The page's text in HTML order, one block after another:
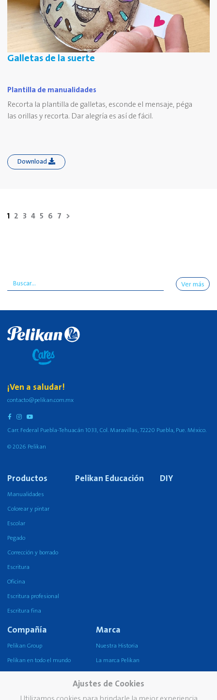
Galletas de la suerte
Plantilla de manualidades
Recorta la plantilla de galletas, esconde el mensaje, péga
las orillas y recorta. Dar alegría es así de fácil.
Download
1 2 3 4 5 6 7 >
Ver más
¡Ven a saludar!
contacto@pelikan.com.mx
Carr. Federal Puebla-Tehuacán 1033, Col. Maravillas, 72220 Puebla, Pue. México.
© 2026 Pelikan
Productos
Manualidades
Colorear y pintar
Escolar
Pegado
Corrección y borrado
Escritura
Oficina
Escritura profesional
Escritura fina
Pelikan Educación DIY
Compañía
Pelikan Group
Pelikan en todo el mundo
Sustentabilidad
Marca
Nuestra Historia
La marca Pelikan
Ajustes de Cookies